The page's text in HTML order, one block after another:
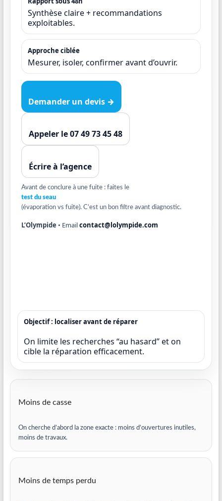
Synthèse claire + recommandations
exploitables.
Approche ciblée
Mesurer, isoler, confirmer avant d’ouvrir.
Demander un devis →
Appeler le 07 49 73 45 48
Écrire à l’agence
Avant de conclure à une fuite : faites le
test du seau
(évaporation vs fuite). C’est un bon filtre avant diagnostic.
L’Olympide • Emailcontact@lolympide.com
Objectif : localiser avant de réparer
On limite les recherches “au hasard” et on
cible la réparation efficacement.
Moins de casse
On cherche d’abord la zone exacte : moins d’ouvertures inutiles,
moins de travaux.
Moins de temps perdu